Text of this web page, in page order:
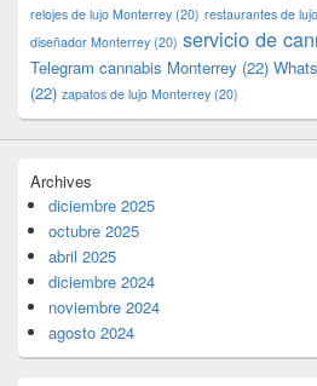
relojes de lujo Monterrey (20) restaurantes de
diseñador Monterrey (20) servicio de
Telegram cannabis Monterrey (22)
(22) zapatos de lujo Monterrey (20)
Archives
diciembre 2025
octubre 2025
abril 2025
diciembre 2024
noviembre 2024
agosto 2024